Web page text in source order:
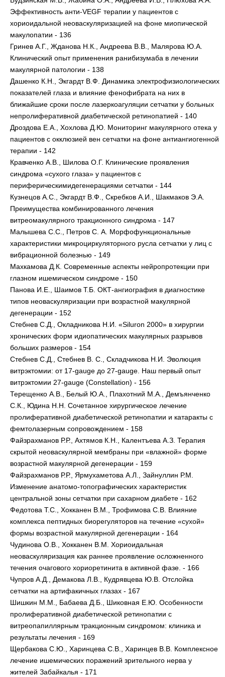
Эффективность анти-VEGF терапии у пациентов с
хориоидальной неоваскуляризацией на фоне миопической
макулопатии - 136
Гринев А.Г., Жданова Н.К., Андреева В.В., Малярова Ю.А.
Клинический опыт применения ранибизумаба в лечении
макулярной патологии - 138
Дашенко К.Н., Экгардт В.Ф. Динамика электрофизиологических
показателей глаза и влияние фенофибрата на них в
ближайшие сроки после лазеркоагуляции сетчатки у больных
непролиферативной диабетической ретинопатией - 140
Дроздова Е.А., Хохлова Д.Ю. Мониторинг макулярного отека у
пациентов с окклюзией вен сетчатки на фоне антиангиогенной
терапии - 142
Кравченко А.В., Шилова О.Г. Клинические проявления
синдрома «сухого глаза» у пациентов с
периферическимидегенерациями сетчатки - 144
Кузнецов А.С., Экгардт В.Ф., Скребков А.И., Шакмаков Э.А.
Преимущества комбинированного лечения
витреомакулярного тракционного синдрома - 147
Малышева С.С., Петров С. А. Морфофункциональные
характеристики микроциркуляторного русла сетчатки у лиц с
вибрационной болезнью - 149
Махкамова Д.К. Современные аспекты нейропротекции при
глазном ишемическом синдроме - 150
Панова И.Е., Шаимов Т.Б. ОКТ-ангиография в диагностике
типов неоваскуляризации при возрастной макулярной
дегенерации - 152
Стебнев С.Д., Окладникова Н.И. «Siluron 2000» в хирургии
хронических форм идиопатических макулярных разрывов
больших размеров - 154
Стебнев С.Д., Стебнев В. С., Складчикова Н.И. Эволюция
витрэктомии: от 17-gauge до 27-gauge. Наш первый опыт
витрэктомии 27-gauge (Constellation) - 156
Терещенко А.В., Белый Ю.А., Плахотний М.А., Демъянченко
С.К., Юдина Н.Н. Сочетанное хирургическое лечение
пролиферативной диабетической ретинопатии и катаракты с
фемтолазерным сопровождением - 158
Файзрахманов Р.Р., Ахтямов К.Н., Калентъева А.З. Терапия
скрытой неоваскулярной мембраны при «влажной» форме
возрастной макулярной дегенерации - 159
Файзрахманов Р.Р., Ярмухаметова А.Л., Зайнуллин Р.М.
Изменение анатомо-топографических характеристик
центральной зоны сетчатки при сахарном диабете - 162
Федотова Т.С., Хокканен В.М., Трофимова С.В. Влияние
комплекса пептидных биорегуляторов на течение «сухой»
формы возрастной макулярной дегенерации - 164
Чудинова О.В., Хокканен В.М. Хориоидальная
неоваскуляризация как раннее проявление осложненного
течения очагового хориоретинита в активной фазе. - 166
Чупров А.Д., Демакова Л.В., Кудрявцева Ю.В. Отслойка
сетчатки на артифакичных глазах - 167
Шишкин М.М., Бабаева Д.Б., Шиковная Е.Ю. Особенности
пролиферативной диабетической ретинопатии с
витреопапиллярным тракционным синдромом: клиника и
результаты лечения - 169
Щербакова С.Ю., Харинцева С.В., Харинцев В.В. Комплексное
лечение ишемических поражений зрительного нерва у
жителей Забайкалья - 171